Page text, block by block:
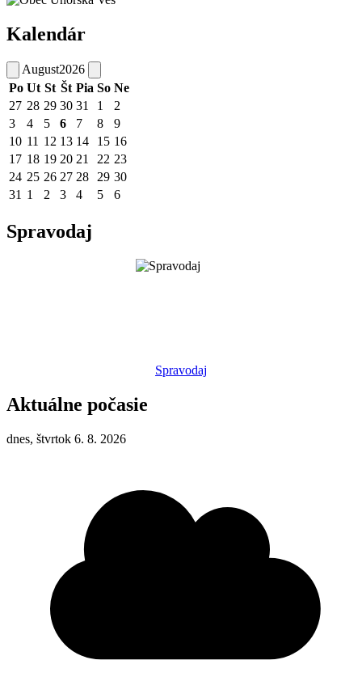
Kalendár
August2026
Po Ut St Št Pia So Ne
27 28 29 30 31 1
2
3
4 5 6 7 8
9
10 11 12 13 14 15 16
17 18 19 20 21 22 23
24 25 26 27 28 29 30
31 1 2 3 4 5 6
Spravodaj
Spravodaj
Aktuálne počasie
dnes, štvrtok 6. 8. 2026